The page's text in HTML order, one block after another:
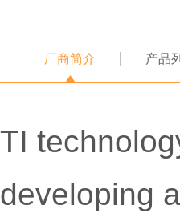
厂商简介 产品
TI
developing